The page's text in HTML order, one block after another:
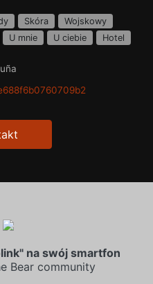
Skóra
Wojskowy
U mnie U ciebie Hotel
na swój smartfon
Bear community